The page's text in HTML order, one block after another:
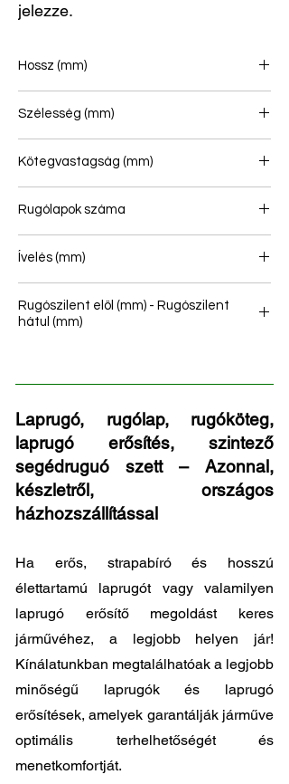
jelezze.
Hossz (mm)
Szélesség (mm)
Kötegvastagság (mm)
Rugólapok száma
Ívelés (mm)
Rugószilent elöl (mm) - Rugószilent
hátul (mm)
Laprugó, rugólap, rugóköteg,
laprugó erősítés, szintező
segédruguó szett – Azonnal,
készletről, országos
házhozszállítással
Ha erős, strapabíró és hosszú
élettartamú laprugót vagy valamilyen
laprugó erősítő megoldást keres
járművéhez, a legjobb helyen jár!
Kínálatunkban megtalálhatóak a legjobb
minőségű laprugók és laprugó
erősítések, amelyek garantálják járműve
optimális terhelhetőségét és
menetkomfortját.